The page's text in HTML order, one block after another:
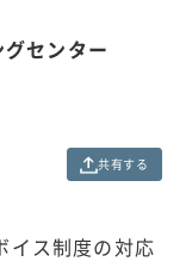
センター
共有する
イス制度の対応